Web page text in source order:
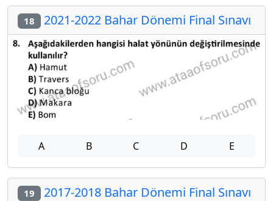
18 2021-2022 Bahar Dönemi Final Sınavı
A B C D E
19 2017-2018 Bahar Dönemi Final Sınavı